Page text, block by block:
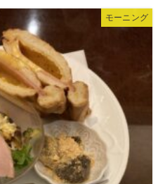
モーニング